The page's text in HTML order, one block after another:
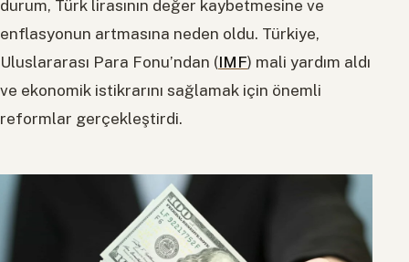
durum, Türk lirasının değer kaybetmesine ve
enflasyonun artmasına neden oldu. Türkiye,
Uluslararası Para Fonu’ndan (IMF) mali yardım aldı
ve ekonomik istikrarını sağlamak için önemli
reformlar gerçekleştirdi.